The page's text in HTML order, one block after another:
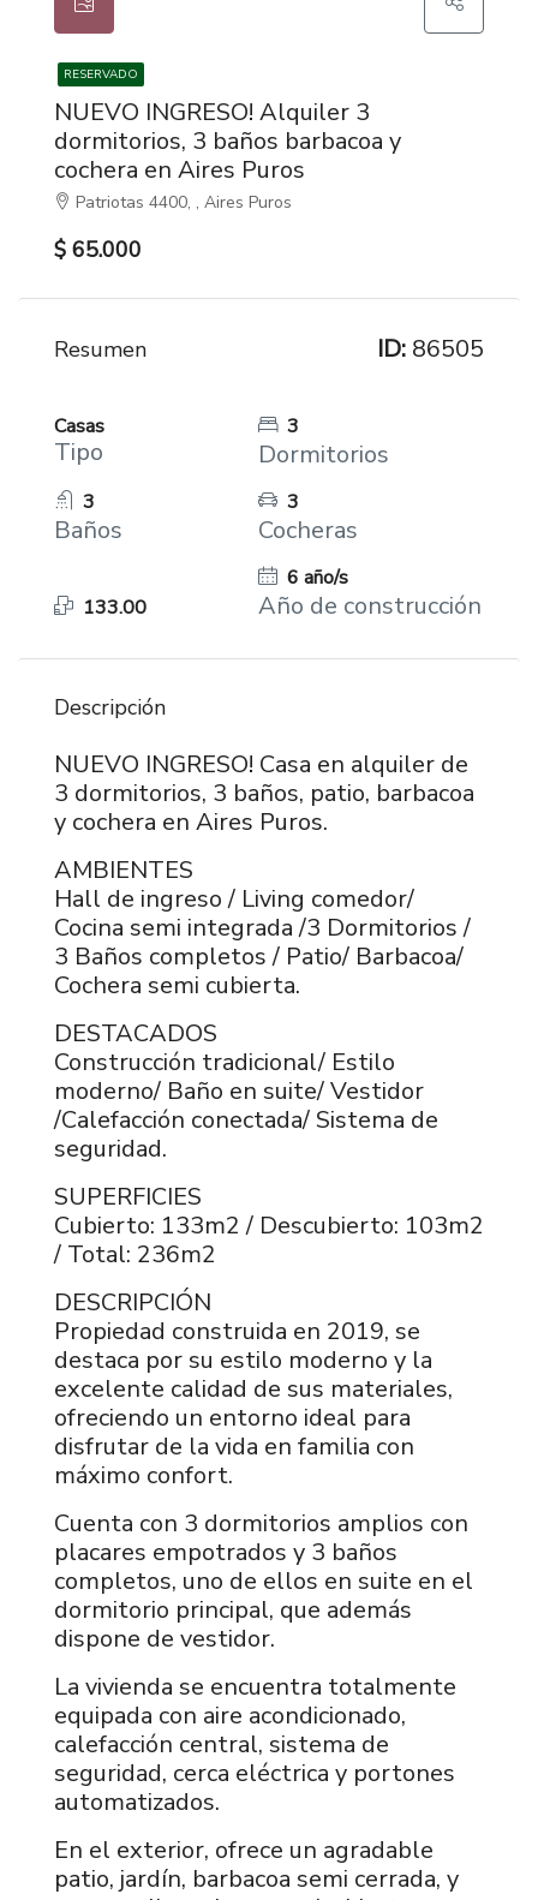
RESERVADO
NUEVO INGRESO! Alquiler 3
dormitorios, 3 baños barbacoa y
cochera en Aires Puros
Patriotas 4400, , Aires Puros
$ 65.000
Resumen ID: 86505
Casas
Tipo
3
Dormitorios
3
Baños
3
Cocheras
133.00
6 año/s
Año de construcción
Descripción
NUEVO INGRESO! Casa en alquiler de
3 dormitorios, 3 baños, patio, barbacoa
y cochera en Aires Puros.
AMBIENTES
Hall de ingreso / Living comedor/
Cocina semi integrada /3 Dormitorios /
3 Baños completos / Patio/ Barbacoa/
Cochera semi cubierta.
DESTACADOS
Construcción tradicional/ Estilo
moderno/ Baño en suite/ Vestidor
/Calefacción conectada/ Sistema de
seguridad.
SUPERFICIES
Cubierto: 133m2 / Descubierto: 103m2
/ Total: 236m2
DESCRIPCIÓN
Propiedad construida en 2019, se
destaca por su estilo moderno y la
excelente calidad de sus materiales,
ofreciendo un entorno ideal para
disfrutar de la vida en familia con
máximo confort.
Cuenta con 3 dormitorios amplios con
placares empotrados y 3 baños
completos, uno de ellos en suite en el
dormitorio principal, que además
dispone de vestidor.
La vivienda se encuentra totalmente
equipada con aire acondicionado,
calefacción central, sistema de
seguridad, cerca eléctrica y portones
automatizados.
En el exterior, ofrece un agradable
patio, jardín, barbacoa semi cerrada, y